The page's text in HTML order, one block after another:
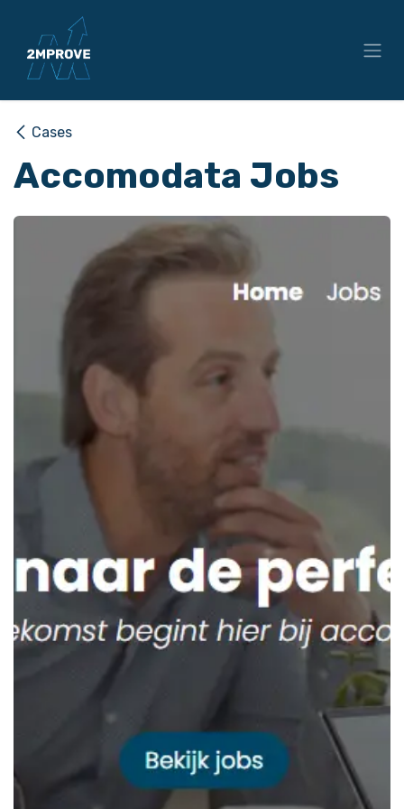
Cases
Accomodata Jobs